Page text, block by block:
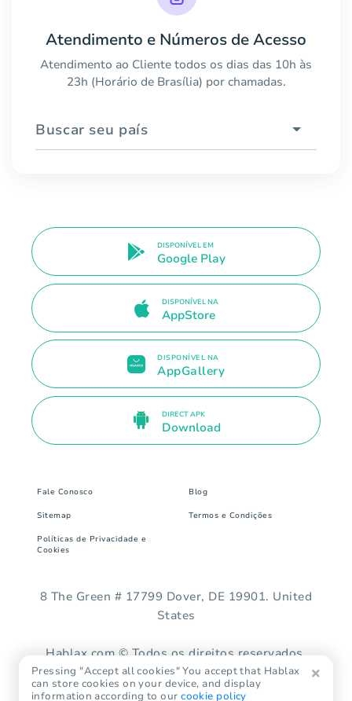
Atendimento e Números de Acesso
Atendimento ao Cliente todos os dias das 10h às
23h (Horário de Brasília) por chamadas.
Buscar seu país
DISPONÍVEL EM
Google Play
DISPONÍVEL NA
AppStore
DISPONÍVEL NA
AppGallery
DIRECT APK
Download
Fale Conosco Blog
Sitemap Termos e Condições
Políticas de Privacidade e
Cookies
8 The Green # 17799 Dover, DE 19901. United
States
Hablax.com © Todos os direitos reservados.
Pressing "Accept all cookies" You accept that Hablax
can store cookies on your device, and display
information according to ourcookie policy